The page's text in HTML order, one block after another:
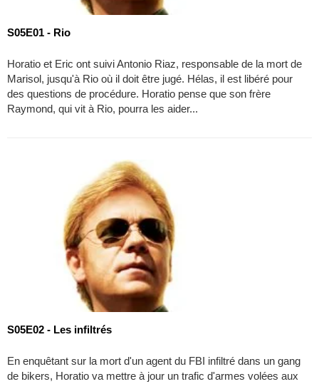
S05E01 - Rio
Horatio et Eric ont suivi Antonio Riaz, responsable de la mort de
Marisol, jusqu'à Rio où il doit être jugé. Hélas, il est libéré pour
des questions de procédure. Horatio pense que son frère
Raymond, qui vit à Rio, pourra les aider...
S05E02 - Les infiltrés
En enquêtant sur la mort d'un agent du FBI infiltré dans un gang
de bikers, Horatio va mettre à jour un trafic d'armes volées aux